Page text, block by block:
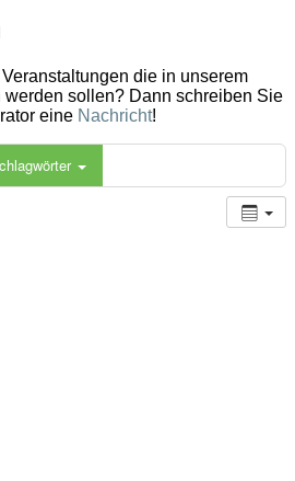
die in unserem
werden sollen? Dann schreiben Sie
eine Nachricht!